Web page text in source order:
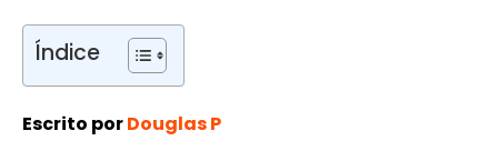
Índice
Escrito porDouglas P